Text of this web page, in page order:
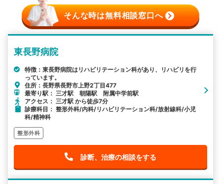
そんな時は無料相談窓口へ
東長野病院
特徴：東長野病院はリハビリテーション科があり、リハビリを行
っています。
住所：長野県長野市上野2丁目477
最寄り駅： 三才駅 朝陽駅 附属中学前駅
アクセス： 三才駅 から徒歩7分
診療科目： 整形外科/内科/リハビリテーション科/放射線科/小児
科/精神科
整形外科
診断、治療の相談をする